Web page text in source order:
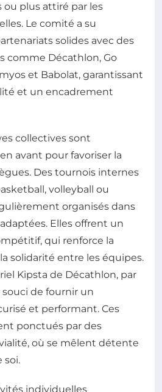
ou plus attiré par les
Le comité a su
solides avec des
comme Décathlon, Go
et Babolat, garantissant
et un encadrement
collectives sont
avant pour favoriser la
Des tournois internes
volleyball ou
organisés dans
Elles offrent un
qui renforce la
solidarité entre les équipes.
Kipsta de Décathlon, par
de fournir un
et performant. Ces
ponctués par des
où se mêlent détente
soi.
individuelles